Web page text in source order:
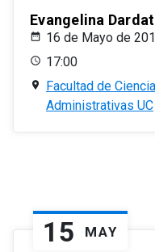
Evangelina
16 de Mayo de
17:00
Facultad de
Administrativas UC
15 MAY